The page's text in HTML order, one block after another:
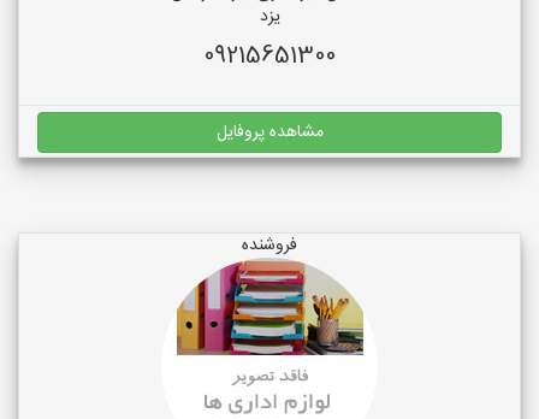
یزد
09215651300
مشاهده پروفایل
فروشنده